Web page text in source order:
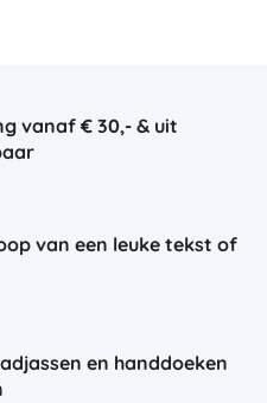
vanaf € 30,- & uit
van een leuke tekst of
en handdoeken